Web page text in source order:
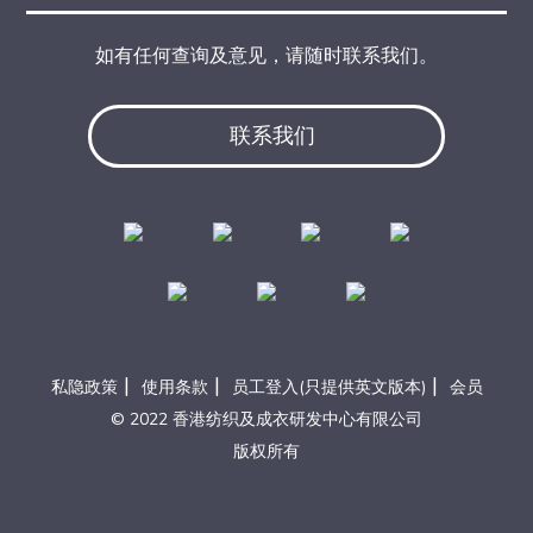
联系我们
如有任何查询及意见，请随时联系我们。
私隐政策 | 使用条款 | 员工登入(只提供英文版本) | 会员
© 2022 香港纺织及成衣研发中心有限公司
版权所有